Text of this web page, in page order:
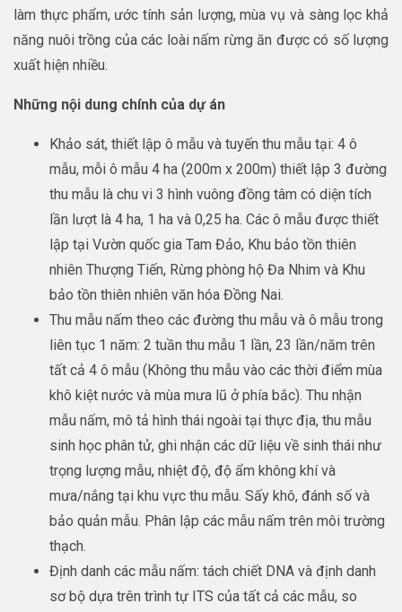
làm thực phẩm, ước tính sản lượng, mùa vụ và sàng lọc khả
năng nuôi trồng của các loài nấm rừng ăn được có số lượng
xuất hiện nhiều.
Những nội dung chính của dự án
Khảo sát, thiết lập ô mẫu và tuyến thu mẫu tại: 4 ô
mẫu, mỗi ô mẫu 4 ha (200m x 200m) thiết lập 3 đường
thu mẫu là chu vi 3 hình vuông đồng tâm có diện tích
lần lượt là 4 ha, 1 ha và 0,25 ha. Các ô mẫu được thiết
lập tại Vườn quốc gia Tam Đảo, Khu bảo tồn thiên
nhiên Thượng Tiến, Rừng phòng hộ Đa Nhim và Khu
bảo tồn thiên nhiên văn hóa Đồng Nai.
Thu mẫu nấm theo các đường thu mẫu và ô mẫu trong
liên tục 1 năm: 2 tuần thu mẫu 1 lần, 23 lần/năm trên
tất cả 4 ô mẫu (Không thu mẫu vào các thời điểm mùa
khô kiệt nước và mùa mưa lũ ở phía bắc). Thu nhận
mẫu nấm, mô tả hình thái ngoài tại thực địa, thu mẫu
sinh học phân tử, ghi nhận các dữ liệu về sinh thái như
trọng lượng mẫu, nhiệt độ, độ ẩm không khí và
mưa/nắng tại khu vực thu mẫu. Sấy khô, đánh số và
bảo quản mẫu. Phân lập các mẫu nấm trên môi trường
thạch.
Định danh các mẫu nấm: tách chiết DNA và định danh
sơ bộ dựa trên trình tự ITS của tất cả các mẫu, so